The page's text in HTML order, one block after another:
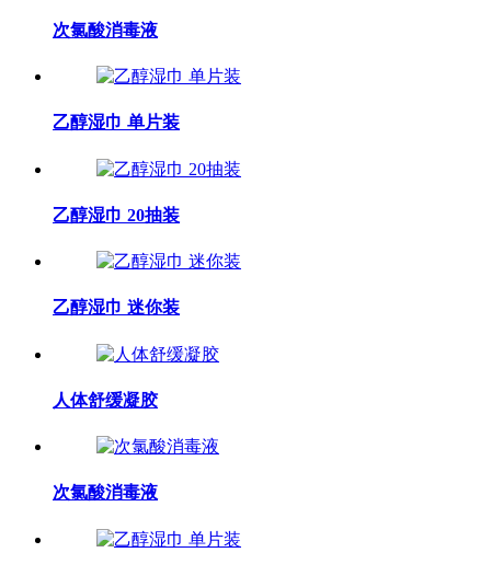
次氯酸消毒液
乙醇湿巾 单片装
乙醇湿巾 20抽装
乙醇湿巾 迷你装
人体舒缓凝胶
次氯酸消毒液